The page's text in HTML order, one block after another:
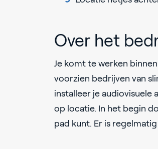
Over het
Je komt te werken
voorzien bedrijven van
installeer je
op locatie. In het begin
pad kunt. Er is